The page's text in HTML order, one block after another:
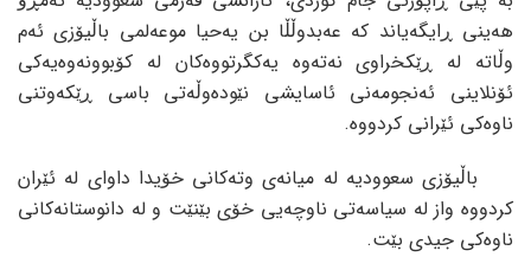
هەینی ڕایگەیاند کە عەبدوڵڵا بن یەحیا موعەلمی باڵیۆزی ئەم
وڵاتە لە ڕێکخراوی نەتەوە یەکگرتووەکان لە کۆبوونەوەیەکی
ئۆنلاینی ئەنجومەنی ئاسایشی نێودەوڵەتی باسی ڕێکەوتنی
ناوەکی ئێرانی کردووە.
باڵیۆزی سعوودیە لە میانەی وتەکانی خۆیدا داوای لە ئێران
کردووە واز لە سیاسەتی ناوچەیی خۆی بێنێت و لە دانوستانەکانی
ناوەکی جیدی بێت.